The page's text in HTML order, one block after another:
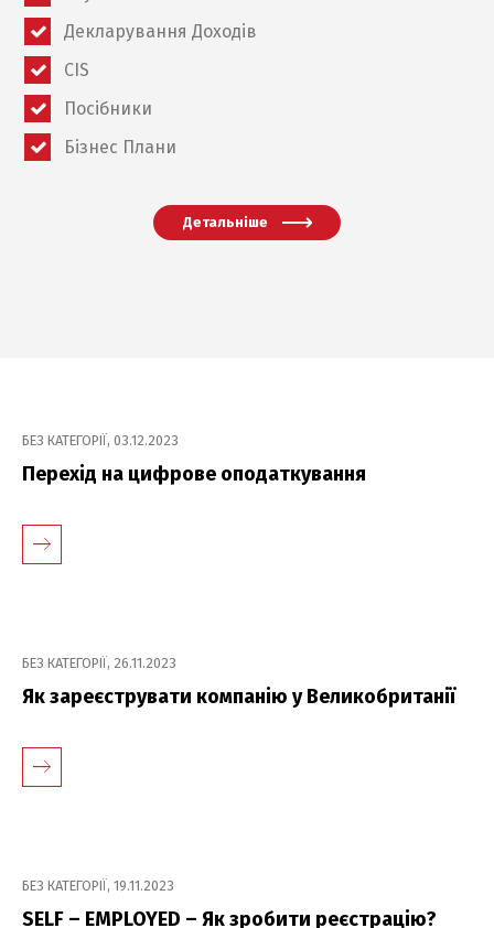
Декларування Доходів
CIS
Посібники
Бізнес Плани
Детальніше
БЕЗ КАТЕГОРІЇ, 03.12.2023
Перехід на цифрове оподаткування
БЕЗ КАТЕГОРІЇ, 26.11.2023
Як зареєструвати компанію у Великобританії
БЕЗ КАТЕГОРІЇ, 19.11.2023
SELF – EMPLOYED – Як зробити реєстрацію?